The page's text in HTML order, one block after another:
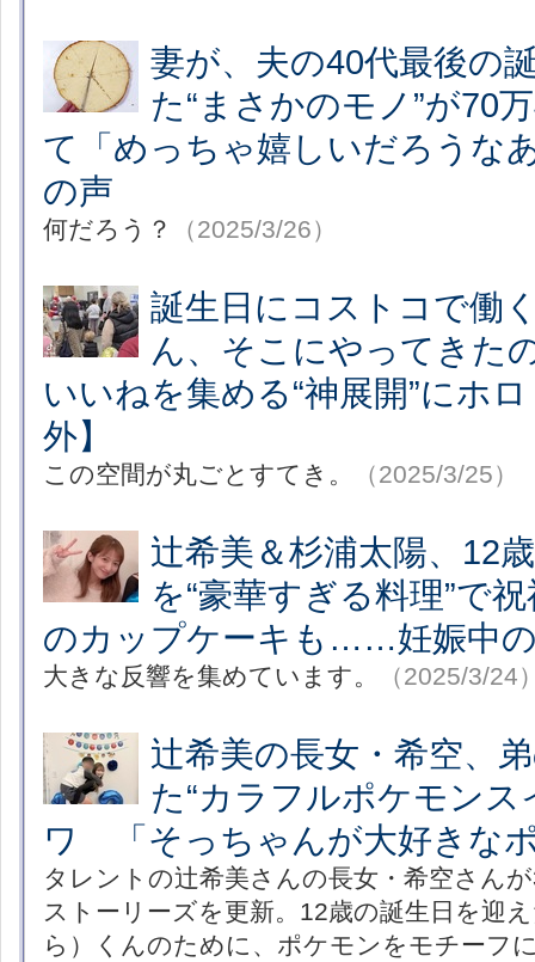
妻が、夫の40代最後の
た“まさかのモノ”が70
て「めっちゃ嬉しいだろうな
の声
何だろう？ （2025/3/26）
誕生日にコストコで働
ん、そこにやってき
いいねを集める“神展開”にホ
外】
この空間が丸ごとすてき。 （2025/3/25）
辻希美＆杉浦太陽、12
を“豪華すぎる料理”で
のカップケーキも……妊娠中
大きな反響を集めています。 （2025/3/24
辻希美の長女・希空、
た“カラフルポケモンス
ワ 「そっちゃんが大好きな
タレントの辻希美さんの長女・希空さん
ストーリーズを更新。12歳の誕生日を迎
ら）くんのために、ポケモンをモチーフ